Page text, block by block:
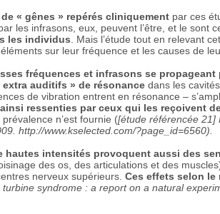
« gênes » repérés cliniquement par ces
les infrasons, eux, peuvent l’être, et le sont
les individus . Mais l’étude tout en relevant
sur leur fréquence et les causes de
fréquences et infrasons se
auditifs » de résonance dans les
de vibration entrent en résonance –
ressenties par ceux qui les reçoivent
n’est fournie ([étude référencée 21]
http://www.kselected.com/?page_id=6560).
hautes intensités provoquent aussi des
des os, des articulations et des
nerveux supérieurs. Ces effets selon le
turbine syndrome : a report on a natural